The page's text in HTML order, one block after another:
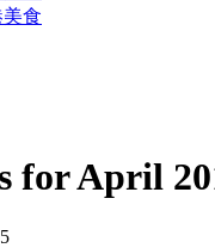
食
for April